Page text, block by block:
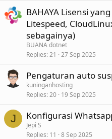
BAHAYA Lisensi
Litespeed,
sebagainya)
BUANA dotnet
Replies 21 27 Sep 2025
Pengaturan auto
kuninganhosting
Replies 20 19 Sep 2025
J Konfigurasi
Jepi S
Replies 11 8 Sep 2025